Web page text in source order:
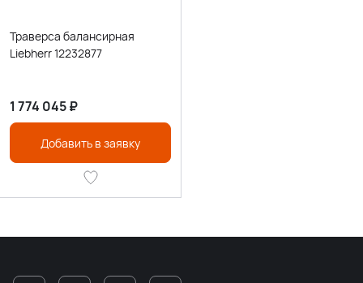
Траверса балансирная
Liebherr 12232877
1 774 045₽
Добавить в заявку